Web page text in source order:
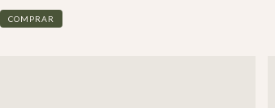
COMPRAR